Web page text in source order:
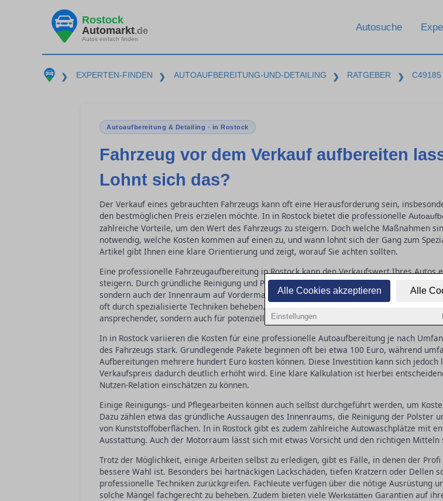
Alle Cookies akzeptieren Alle
Einstellungen
Rostock
Automarkt.de
Autos einfach finden
Autosuche
❯ EXPERTEN-FINDEN ❯ AUTOAUFBEREITUNG-UND-DETAILING ❯ RATGEBER ❯ C49185
Autoaufbereitung & Detailing · in Rostock
Fahrzeug vor dem Verkauf aufbereiten
Lohnt sich das?
Der Verkauf eines gebrauchten Fahrzeugs kann oft eine Herausforderung sein,
den bestmöglichen Preis erzielen möchte. In in Rostock bietet die professionelle
zahlreiche Vorteile, um den Wert des Fahrzeugs zu steigern. Doch welche Maßnahmen
notwendig, welche Kosten kommen auf einen zu, und wann lohnt sich der Gang zum
Artikel gibt Ihnen eine klare Orientierung und zeigt, worauf Sie achten sollten.
Eine professionelle Fahrzeugaufbereitung in Rostock kann den Verkaufswert Ihres Autos
steigern. Durch gründliche Reinigung und Pflege wird nicht nur das äußere
sondern auch der Innenraum auf Vordermann gebracht. Kratzer, Dellen und kleine
oft durch spezialisierte Techniken beheben. Diese Maßnahmen machen das Fahrzeug
ansprechender, sondern auch für potenzielle Käufer attraktiver.
In in Rostock variieren die Kosten für eine professionelle Autoaufbereitung je nach
des Fahrzeugs stark. Grundlegende Pakete beginnen oft bei etwa 100 Euro, während
Aufbereitungen mehrere hundert Euro kosten können. Diese Investition kann sich jedoch
Verkaufspreis dadurch deutlich erhöht wird. Eine klare Kalkulation ist hierbei
Nutzen-Relation einschätzen zu können.
Einige Reinigungs- und Pflegearbeiten können auch selbst durchgeführt werden, um
Dazu zählen etwa das gründliche Aussaugen des Innenraums, die Reinigung der Polster
von Kunststoffoberflächen. In in Rostock gibt es zudem zahlreiche Autowaschplätze mit
Ausstattung. Auch der Motorraum lässt sich mit etwas Vorsicht und den richtigen Mitteln
Trotz der Möglichkeit, einige Arbeiten selbst zu erledigen, gibt es Fälle, in denen der Profi
bessere Wahl ist. Besonders bei hartnäckigen Lackschäden, tiefen Kratzern oder Dellen
professionelle Techniken zurückgreifen. Fachleute verfügen über die nötige Ausrüstung
solche Mängel fachgerecht zu beheben. Zudem bieten viele Werkstätten Garantien auf